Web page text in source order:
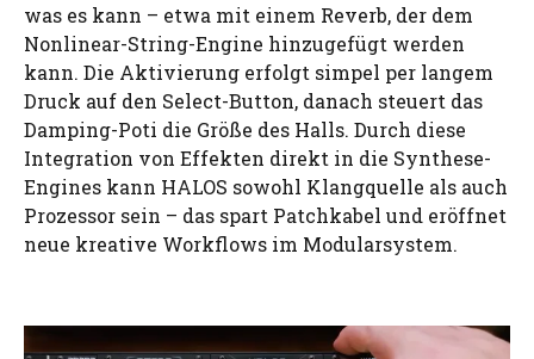
was es kann – etwa mit einem Reverb, der dem
Nonlinear-String-Engine hinzugefügt werden
kann. Die Aktivierung erfolgt simpel per langem
Druck auf den Select-Button, danach steuert das
Damping-Poti die Größe des Halls. Durch diese
Integration von Effekten direkt in die Synthese-
Engines kann HALOS sowohl Klangquelle als auch
Prozessor sein – das spart Patchkabel und eröffnet
neue kreative Workflows im Modularsystem.